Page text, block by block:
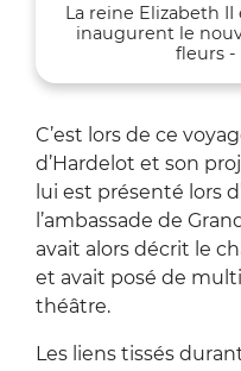
La reine Elizabeth
inaugurent le
fleurs -
C’est lors de ce
d’Hardelot et son
lui est présenté lors
l’ambassade de
avait alors décrit le
et avait posé de
théâtre.
Les liens tissés